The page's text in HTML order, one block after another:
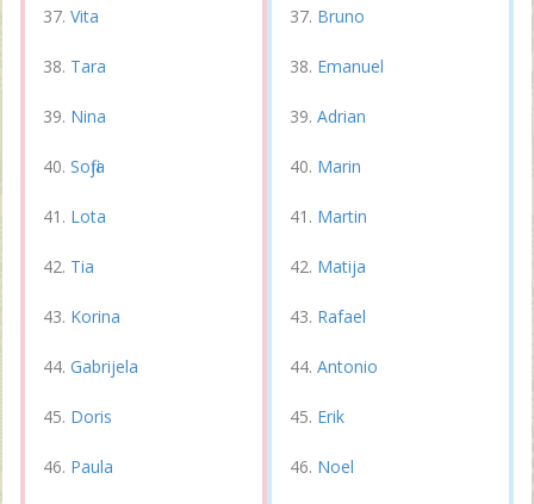
Vita
Tara
Nina
Sofija
Lota
Tia
Korina
Gabrijela
Doris
Paula
Bruno
Emanuel
Adrian
Marin
Martin
Matija
Rafael
Antonio
Erik
Noel